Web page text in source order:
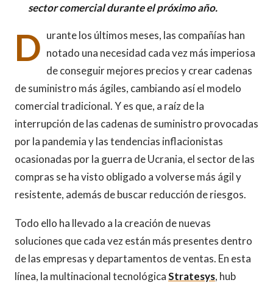
sector comercial durante el próximo año.
D urante los últimos meses, las compañías han
notado una necesidad cada vez más imperiosa
de conseguir mejores precios y crear cadenas
de suministro más ágiles, cambiando así el modelo
comercial tradicional. Y es que, a raíz de la
interrupción de las cadenas de suministro provocadas
por la pandemia y las tendencias inflacionistas
ocasionadas por la guerra de Ucrania, el sector de las
compras se ha visto obligado a volverse más ágil y
resistente, además de buscar reducción de riesgos.
Todo ello ha llevado a la creación de nuevas
soluciones que cada vez están más presentes dentro
de las empresas y departamentos de ventas. En esta
línea, la multinacional tecnológicaStratesys, hub